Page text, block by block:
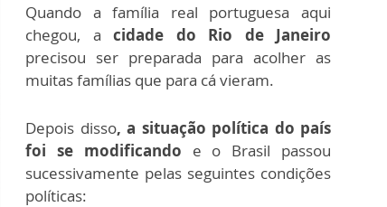
Quando a família real portuguesa aqui
chegou, a cidade do Rio de Janeiro
precisou ser preparada para acolher as
muitas famílias que para cá vieram.
Depois disso, a situação política do país
foi se modificando e o Brasil passou
sucessivamente pelas seguintes condições
políticas: